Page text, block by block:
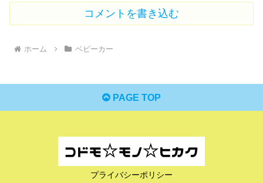
コメントを書き込む
ホーム ベビーカー
PAGE TOP
プライバシーポリシー